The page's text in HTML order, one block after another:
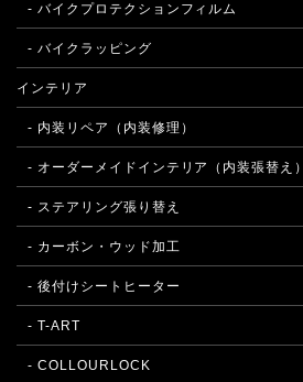
- バイクプロテクションフィルム
- バイクラッピング
インテリア
- 内装リペア（内装修理）
- オーダーメイドインテリア（内装張替え）
- ステアリング張り替え
- カーボン・ウッド加工
- 後付けシートヒーター
- T-ART
- COLLOURLOCK